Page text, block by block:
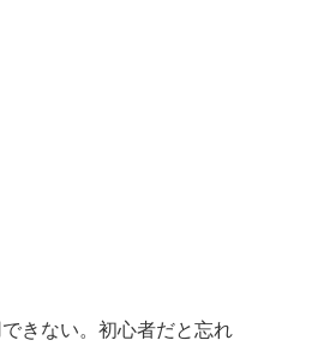
きない。初心者だと忘れ